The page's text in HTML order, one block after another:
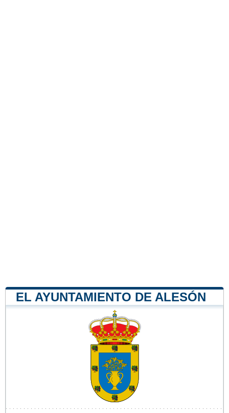
EL AYUNTAMIENTO DE ALESÓN